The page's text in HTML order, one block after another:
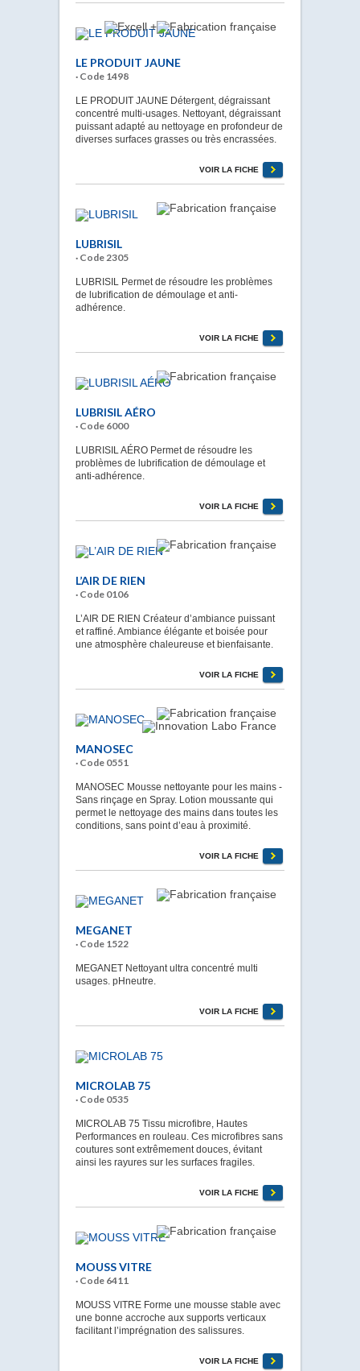
LE PRODUIT JAUNE
· Code 1498
LE PRODUIT JAUNE Détergent, dégraissant
concentré multi-usages. Nettoyant, dégraissant
puissant adapté au nettoyage en profondeur de
diverses surfaces grasses ou très encrassées.
VOIR LA FICHE
LUBRISIL
· Code 2305
LUBRISIL Permet de résoudre les problèmes
de lubrification de démoulage et anti-
adhérence.
VOIR LA FICHE
LUBRISIL AÉRO
· Code 6000
LUBRISIL AÉRO Permet de résoudre les
problèmes de lubrification de démoulage et
anti-adhérence.
VOIR LA FICHE
L’AIR DE RIEN
· Code 0106
L’AIR DE RIEN Créateur d’ambiance puissant
et raffiné. Ambiance élégante et boisée pour
une atmosphère chaleureuse et bienfaisante.
VOIR LA FICHE
MANOSEC
· Code 0551
MANOSEC Mousse nettoyante pour les mains -
Sans rinçage en Spray. Lotion moussante qui
permet le nettoyage des mains dans toutes les
conditions, sans point d’eau à proximité.
VOIR LA FICHE
MEGANET
· Code 1522
MEGANET Nettoyant ultra concentré multi
usages. pHneutre.
VOIR LA FICHE
MICROLAB 75
· Code 0535
MICROLAB 75 Tissu microfibre, Hautes
Performances en rouleau. Ces microfibres sans
coutures sont extrêmement douces, évitant
ainsi les rayures sur les surfaces fragiles.
VOIR LA FICHE
MOUSS VITRE
· Code 6411
MOUSS VITRE Forme une mousse stable avec
une bonne accroche aux supports verticaux
facilitant l’imprégnation des salissures.
VOIR LA FICHE